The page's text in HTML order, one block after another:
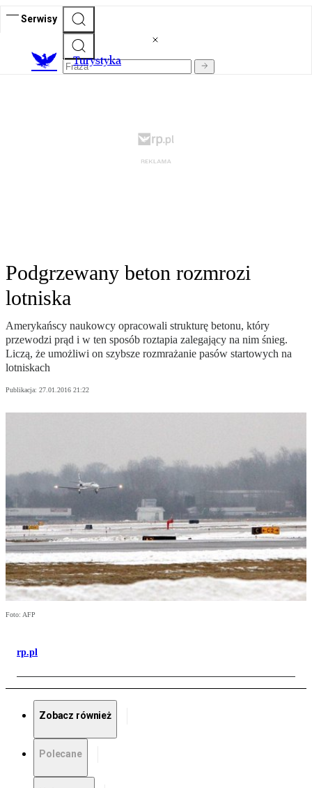
Serwisy
Turystyka
Podgrzewany beton rozmrozi
lotniska
Amerykańscy naukowcy opracowali strukturę betonu, który
przewodzi prąd i w ten sposób roztapia zalegający na nim śnieg.
Liczą, że umożliwi on szybsze rozmrażanie pasów startowych na
lotniskach
Publikacja: 27.01.2016 21:22
Foto: AFP
rp.pl
Zobacz również
Polecane